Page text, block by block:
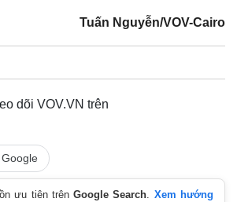
Tuấn Nguyễn/VOV-Cairo
dõi VOV.VN trên
ưu tiên trênGoogle Search
Xem hướng